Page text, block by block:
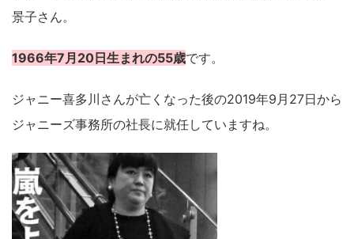
景子さん。
1966年7月20日生まれの55歳です。
ジャニー喜多川さんが亡くなった後の2019年9月27日から
ジャニーズ事務所の社長に就任していますね。